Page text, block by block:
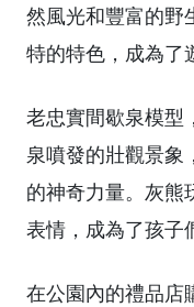
然風光和豐富的野
特的特色，成為了
老忠實間歇泉模型
泉噴發的壯觀景象
的神奇力量。灰熊
表情，成為了孩子
在公園內的禮品店